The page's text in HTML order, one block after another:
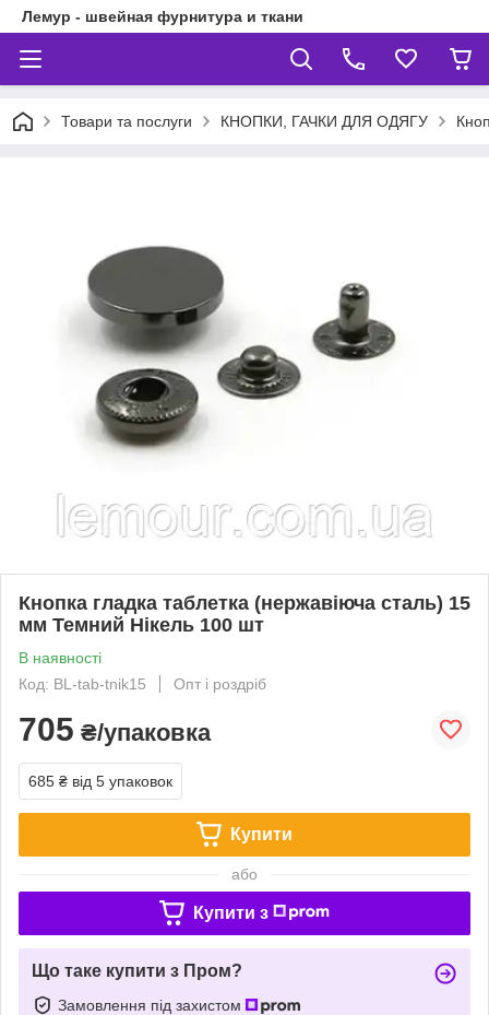
Лемур - швейная фурнитура и ткани
Товари та послуги КНОПКИ, ГАЧКИ ДЛЯ ОДЯГУ
Кнопка гладка таблетка (нержавіюча сталь) 15
мм Темний Нікель 100 шт
В наявності
Код: BL-tab-tnik15
Опт і роздріб
705 ₴/упаковка
685 ₴ від 5 упаковок
Купити
або
Купити з
Що таке купити з Пром?
Замовлення під захистом